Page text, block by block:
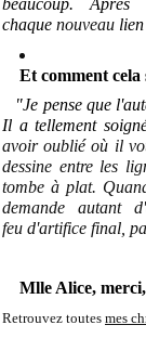
beaucoup.
chaque nouveau
Et comment cela
"Je pense que
Il a tellement
avoir oublié où il
dessine entre les
tombe à plat.
demande autant
feu d'artifice final,
Mlle Alice, merci,
Retrouvez toutes mes